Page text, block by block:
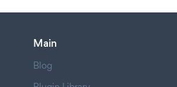
Main
Blog